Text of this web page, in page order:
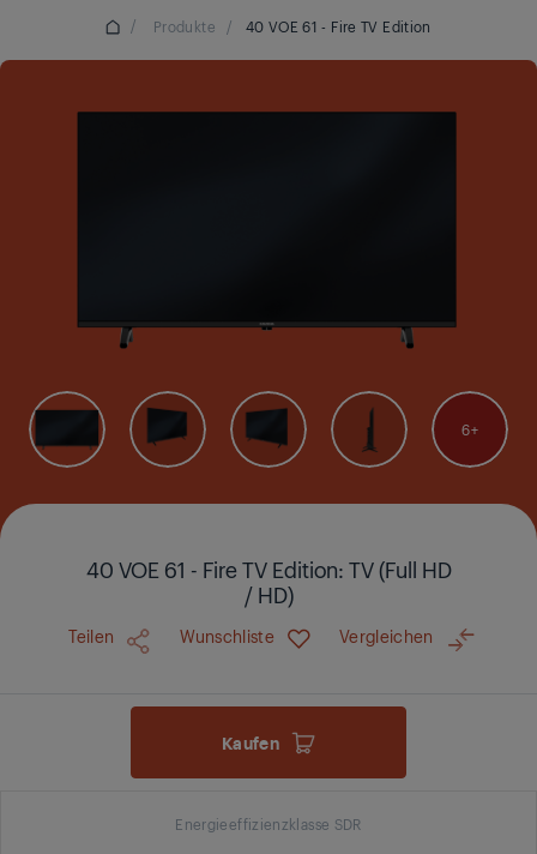
/ Produkte / 40 VOE 61 - Fire TV Edition
6
40 VOE 61 - Fire TV Edition: TV (Full HD
/ HD)
Teilen Wunschliste Vergleichen
Kaufen
Energieeffizienzklasse SDR